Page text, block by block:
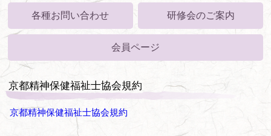
各種お問い合わせ 研修会のご案内
会員ページ
京都精神保健福祉士協会規約
京都精神保健福祉士協会規約